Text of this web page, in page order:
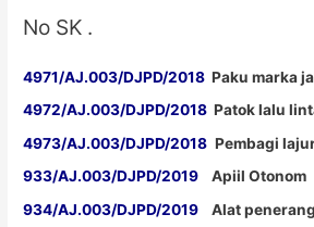
No SK .
4971/AJ.003/DJPD/2018 Paku marka
4972/AJ.003/DJPD/2018 Patok lalu
4973/AJ.003/DJPD/2018 Pembagi
933/AJ.003/DJPD/2019 Apiil Otonom
934/AJ.003/DJPD/2019 Alat